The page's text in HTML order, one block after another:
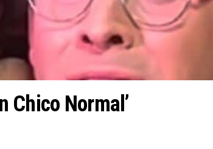
Chico Normal’